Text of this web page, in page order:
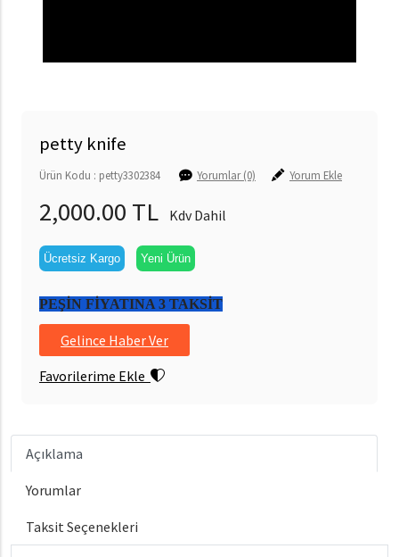
petty knife
Ürün Kodu : petty3302384 Yorumlar (0) Yorum Ekle
2,000.00 TL Kdv Dahil
Ücretsiz Kargo Yeni Ürün
PEŞİN FİYATINA 3 TAKSİT
Gelince Haber Ver
Favorilerime Ekle
Açıklama
Yorumlar
Taksit Seçenekleri